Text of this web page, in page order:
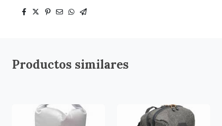
Productos similares